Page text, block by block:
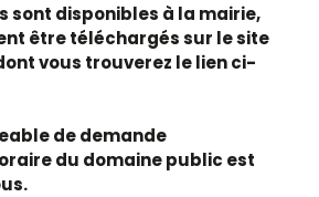
sont disponibles à la mairie,
être téléchargés sur le site
vous trouverez le lien ci-
de demande
du domaine public est